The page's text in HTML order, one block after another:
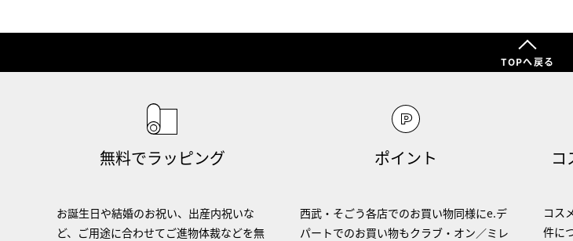
TOPへ戻る
無料でラッピング
お誕生日や結婚のお祝い、出産内祝いな
ど、ご用途に合わせてご進物体裁などを無
ポイント
西武・そごう各店でのお買い物同様にe.デ
パートでのお買い物もクラブ・オン／ミレ
コ
コス
件に